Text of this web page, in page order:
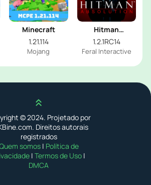
Minecraft
1.21.114
Mojang
Hitman
Absolution
1.2.1RC14
Feral Interactive
Scroll up
© 2024. Projetado por
Direitos autorais
registrados
somos | Política de
| Termos de Uso |
DMCA